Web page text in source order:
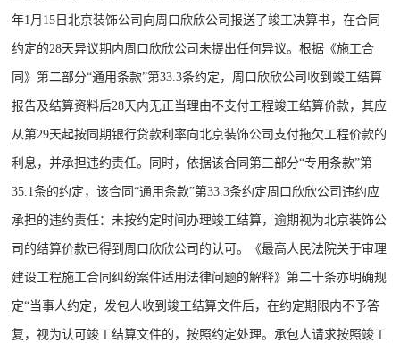
年1月15日北京装饰公司向周口欣欣公司报送了竣工决算书，在合同
约定的28天异议期内周口欣欣公司未提出任何异议。根据《施工合
同》第二部分“通用条款”第33.3条约定，周口欣欣公司收到竣工结算
报告及结算资料后28天内无正当理由不支付工程竣工结算价款，其应
从第29天起按同期银行贷款利率向北京装饰公司支付拖欠工程价款的
利息，并承担违约责任。同时，依据该合同第三部分“专用条款”第
35.1条的约定，该合同“通用条款”第33.3条约定周口欣欣公司违约应
承担的违约责任：未按约定时间办理竣工结算，逾期视为北京装饰公
司的结算价款已得到周口欣欣公司的认可。《最高人民法院关于审理
建设工程施工合同纠纷案件适用法律问题的解释》第二十条亦明确规
定“当事人约定，发包人收到竣工结算文件后，在约定期限内不予答
复，视为认可竣工结算文件的，按照约定处理。承包人请求按照竣工